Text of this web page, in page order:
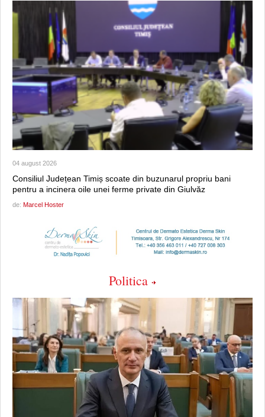
04 august 2026
Consiliul Județean Timiș scoate din buzunarul propriu bani
pentru a incinera oile unei ferme private din Giulvăz
de: Marcel Hoster
Politica